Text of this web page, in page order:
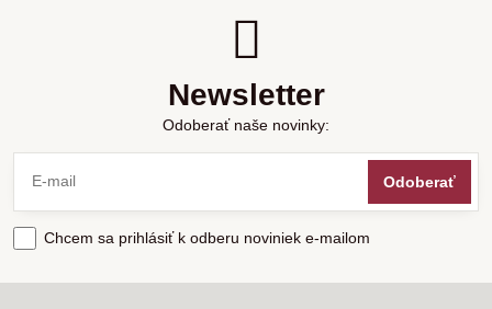
Newsletter
Odoberať naše novinky:
Odoberať
Chcem sa prihlásiť k odberu noviniek e-mailom